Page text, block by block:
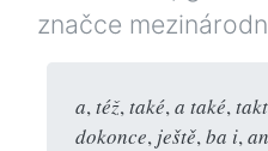
značce
a,též,také,a také,
dokonce, ještě,ba i,